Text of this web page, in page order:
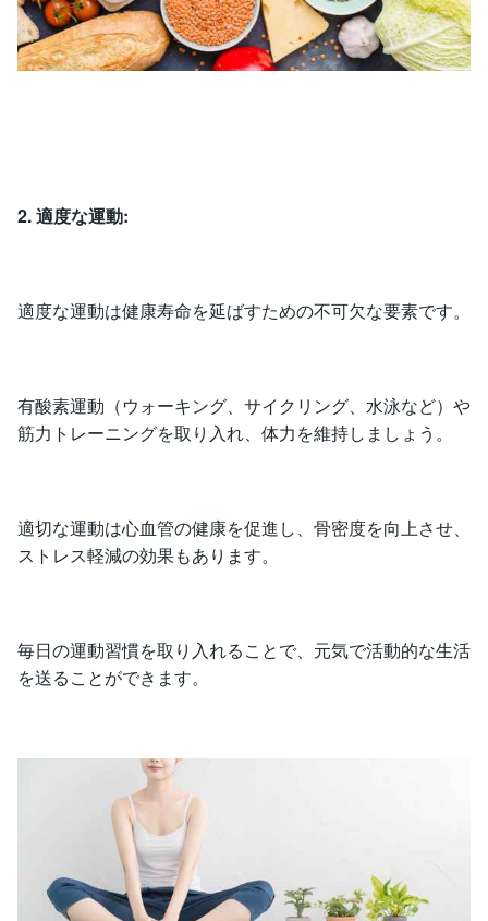
2. 適度な運動:
適度な運動は健康寿命を延ばすための不可欠な要素です。
有酸素運動（ウォーキング、サイクリング、水泳など）や
筋力トレーニングを取り入れ、体力を維持しましょう。
適切な運動は心血管の健康を促進し、骨密度を向上させ、
ストレス軽減の効果もあります。
毎日の運動習慣を取り入れることで、元気で活動的な生活
を送ることができます。